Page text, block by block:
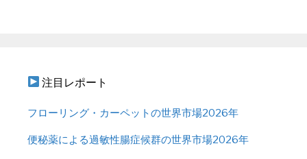
注目レポート
フローリング・カーペットの世界市場2026年
便秘薬による過敏性腸症候群の世界市場2026年